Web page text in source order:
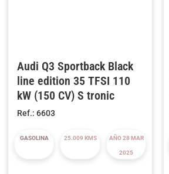
Audi Q3 Sportback Black
line edition 35 TFSI 110
kW (150 CV) S tronic
Ref.: 6603
GASOLINA 25.009 KMS AÑO 28 MAR
2025